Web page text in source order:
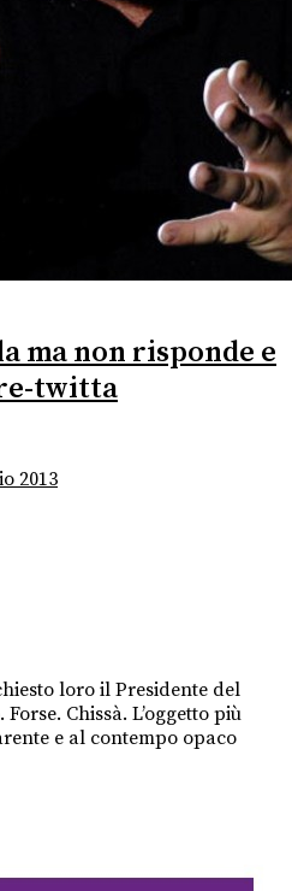
ma non risponde e
twitta
2013
loro il Presidente del
Chissà. L’oggetto più
e al contempo opaco